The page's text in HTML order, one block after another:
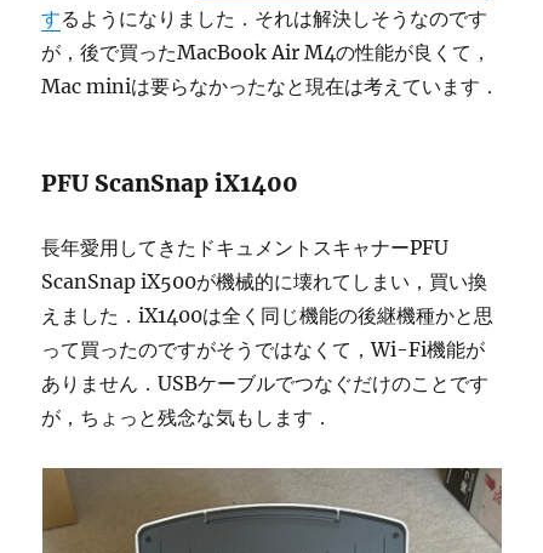
するようになりました．それは解決しそうなのです
が，後で買ったMacBook Air M4の性能が良くて，
Mac miniは要らなかったなと現在は考えています．
PFU ScanSnap iX1400
長年愛用してきたドキュメントスキャナーPFU
ScanSnap iX500が機械的に壊れてしまい，買い換
えました．iX1400は全く同じ機能の後継機種かと思
って買ったのですがそうではなくて，Wi-Fi機能が
ありません．USBケーブルでつなぐだけのことです
が，ちょっと残念な気もします．